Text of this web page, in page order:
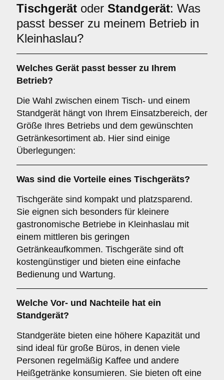
Tischgerät oder Standgerät: Was
passt besser zu meinem Betrieb in
Kleinhaslau?
Welches Gerät passt besser zu Ihrem
Betrieb?
Die Wahl zwischen einem Tisch- und einem
Standgerät hängt von Ihrem Einsatzbereich, der
Größe Ihres Betriebs und dem gewünschten
Getränkesortiment ab. Hier sind einige
Überlegungen:
Was sind die Vorteile eines Tischgeräts?
Tischgeräte sind kompakt und platzsparend.
Sie eignen sich besonders für kleinere
gastronomische Betriebe in Kleinhaslau mit
einem mittleren bis geringen
Getränkeaufkommen. Tischgeräte sind oft
kostengünstiger und bieten eine einfache
Bedienung und Wartung.
Welche Vor- und Nachteile hat ein
Standgerät?
Standgeräte bieten eine höhere Kapazität und
sind ideal für große Büros, in denen viele
Personen regelmäßig Kaffee und andere
Heißgetränke konsumieren. Sie bieten oft eine